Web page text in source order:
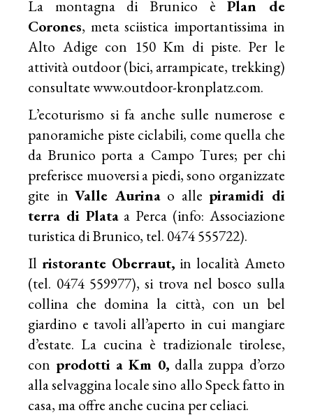
La montagna di Brunico èPlan de
Corones, meta sciistica importantissima in
Alto Adige con 150 Km di piste. Per le
attività outdoor (bici, arrampicate, trekking)
consultate www.outdoor-kronplatz.com.
L’ecoturismo si fa anche sulle numerose e
panoramiche piste ciclabili, come quella che
da Brunico porta a Campo Tures; per chi
preferisce muoversi a piedi, sono organizzate
gite inValle Aurinao alle piramidi di
terra di Plataa Perca (info: Associazione
turistica di Brunico, tel. 0474 555722).
Il ristorante Oberraut, in località Ameto
(tel. 0474 559977), si trova nel bosco sulla
collina che domina la città, con un bel
giardino e tavoli all’aperto in cui mangiare
d’estate. La cucina è tradizionale tirolese,
con prodotti a Km 0, dalla zuppa d’orzo
alla selvaggina locale sino allo Speck fatto in
casa, ma offre anche cucina per celiaci.